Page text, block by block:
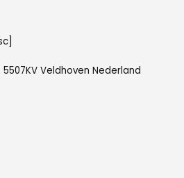
Veldhoven Nederland